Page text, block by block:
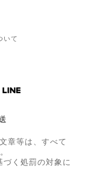
いて
章等は、すべて
く処罰の対象に